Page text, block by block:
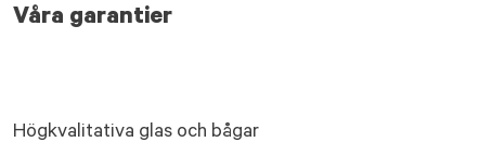
Våra garantier
Högkvalitativa glas och bågar